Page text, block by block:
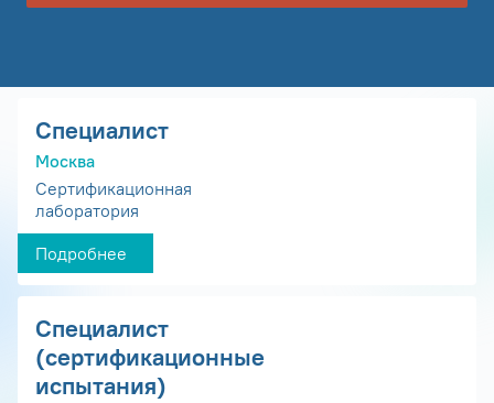
Специалист
Москва
Сертификационная
лаборатория
Подробнее
Специалист
(сертификационные
испытания)